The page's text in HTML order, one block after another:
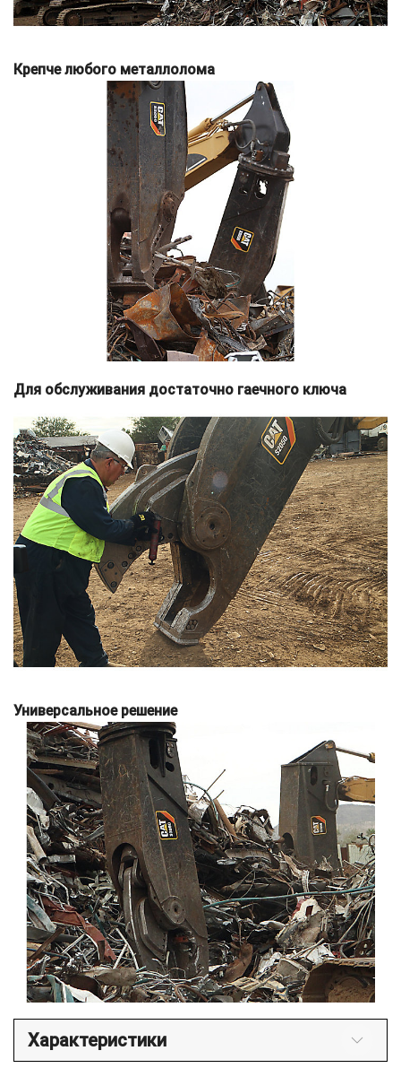
Крепче любого металлолома
Для обслуживания достаточно гаечного ключа
Универсальное решение
Характеристики